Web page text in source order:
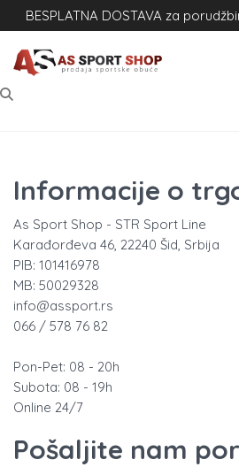
BESPLATNA DOSTAVA za
Informacije o
As Sport Shop - STR Sport Line
Karađorđeva 46, 22240 Šid, Srbija
PIB: 101416978
MB: 50029328
info@assport.rs
066 / 578 76 82
Pon-Pet: 08 - 20h
Subota: 08 - 19h
Online 24/7
Pošaljite nam